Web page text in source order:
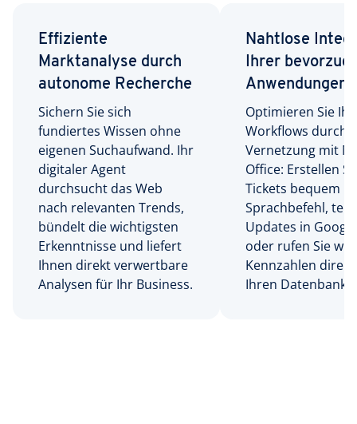
Effiziente
Marktanalyse durch
autonome Recherche
Sichern Sie sich
fundiertes Wissen ohne
eigenen Suchaufwand. Ihr
digitaler Agent
durchsucht das Web
nach relevanten Trends,
bündelt die wichtigsten
Erkenntnisse und liefert
Ihnen direkt verwertbare
Analysen für Ihr Business.
Nahtlose
Ihrer
Anwendungen
Optimieren Sie
Workflows durch
Vernetzung mit
Office: Erstellen
Tickets bequem
Sprachbefehl,
Updates in
oder rufen Sie
Kennzahlen
Ihren